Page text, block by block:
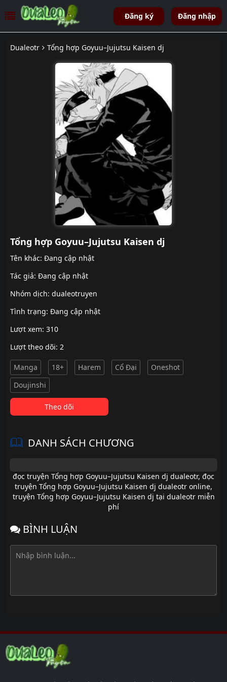
Đăng ký Đăng nhập
Dualeotr Tổng hợp Goyuu–Jujutsu Kaisen dj
Tổng hợp Goyuu–Jujutsu Kaisen dj
Tên khác: Đang cập nhật
Tác giả: Đang cập nhật
Nhóm dịch: dualeotruyen
Tình trạng: Đang cập nhật
Lượt xem: 310
Lượt theo dõi: 2
Manga 18+ Harem Cổ Đại
Oneshot
Doujinshi
Theo dõi
DANH SÁCH CHƯƠNG
đọc truyện Tổng hợp Goyuu–Jujutsu Kaisen dj dualeotr, đọc
truyện Tổng hợp Goyuu–Jujutsu Kaisen dj dualeotr online,
truyện Tổng hợp Goyuu–Jujutsu Kaisen dj tại dualeotr miễn
phí
BÌNH LUẬN